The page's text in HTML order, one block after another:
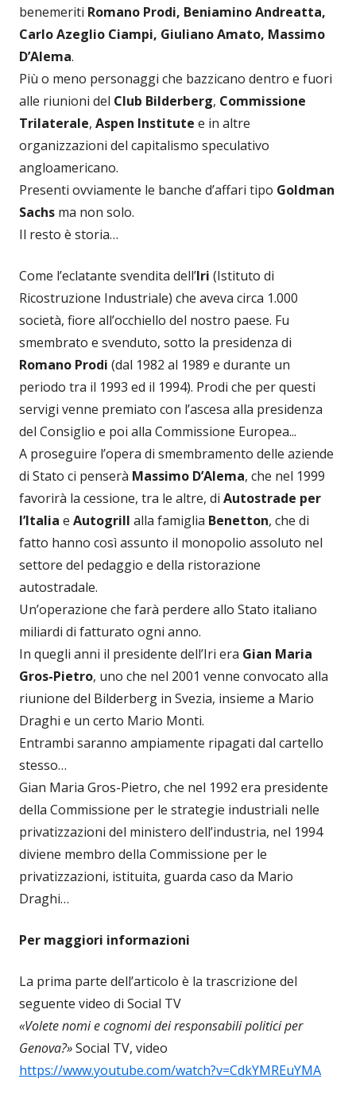
benemeriti Romano Prodi, Beniamino Andreatta,
Carlo Azeglio Ciampi, Giuliano Amato, Massimo
D’Alema.
Più o meno personaggi che bazzicano dentro e fuori
alle riunioni del Club Bilderberg, Commissione
Trilaterale, Aspen Institute e in altre
organizzazioni del capitalismo speculativo
angloamericano.
Presenti ovviamente le banche d’affari tipo Goldman
Sachs ma non solo.
Il resto è storia…
Come l’eclatante svendita dell’Iri (Istituto di
Ricostruzione Industriale) che aveva circa 1.000
società, fiore all’occhiello del nostro paese. Fu
smembrato e svenduto, sotto la presidenza di
Romano Prodi (dal 1982 al 1989 e durante un
periodo tra il 1993 ed il 1994). Prodi che per questi
servigi venne premiato con l’ascesa alla presidenza
del Consiglio e poi alla Commissione Europea...
A proseguire l’opera di smembramento delle aziende
di Stato ci penserà Massimo D’Alema, che nel 1999
favorirà la cessione, tra le altre, di Autostrade per
l’Italia e Autogrill alla famiglia Benetton, che di
fatto hanno così assunto il monopolio assoluto nel
settore del pedaggio e della ristorazione
autostradale.
Un’operazione che farà perdere allo Stato italiano
miliardi di fatturato ogni anno.
In quegli anni il presidente dell’Iri era Gian Maria
Gros-Pietro, uno che nel 2001 venne convocato alla
riunione del Bilderberg in Svezia, insieme a Mario
Draghi e un certo Mario Monti.
Entrambi saranno ampiamente ripagati dal cartello
stesso…
Gian Maria Gros-Pietro, che nel 1992 era presidente
della Commissione per le strategie industriali nelle
privatizzazioni del ministero dell’industria, nel 1994
diviene membro della Commissione per le
privatizzazioni, istituita, guarda caso da Mario
Draghi…
Per maggiori informazioni
La prima parte dell’articolo è la trascrizione del
seguente video di Social TV
«Volete nomi e cognomi dei responsabili politici per
Genova?»Social TV, video
https://www.youtube.com/watch?v=CdkYMREuYMA